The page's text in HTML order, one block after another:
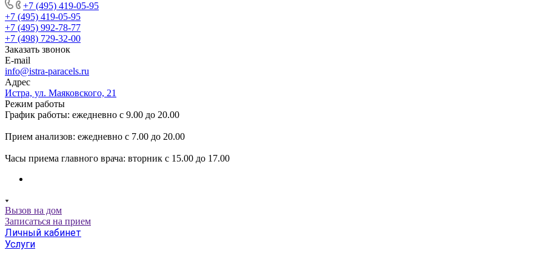
+7 (495) 419-05-95
+7 (495) 419-05-95
+7 (495) 992-78-77
+7 (498) 729-32-00
Заказать звонок
E-mail
info@istra-paracels.ru
Адрес
Истра, ул. Маяковского, 21
Режим работы
График работы: ежедневно с 9.00 до 20.00
Прием анализов: ежедневно с 7.00 до 20.00
Часы приема главного врача: вторник с 15.00 до 17.00
Вызов на дом
Записаться на прием
Личный кабинет
Услуги